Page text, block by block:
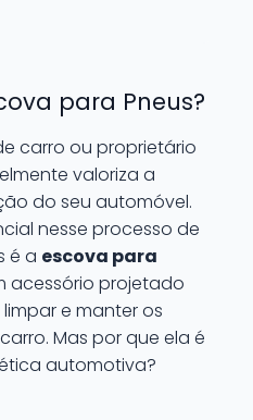
para Pneus?
carro ou proprietário
valoriza a
do seu automóvel.
nesse processo de
é a escova para
acessório projetado
e manter os
Mas por que ela é
automotiva?